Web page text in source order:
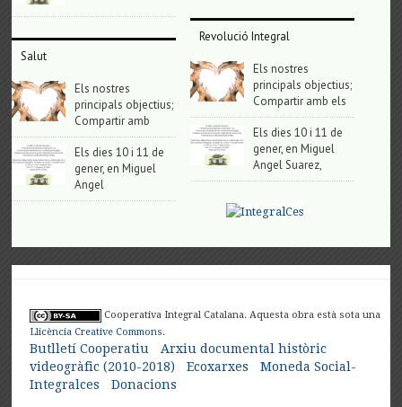
Salut
Els nostres
principals objectius;
Compartir amb
Els dies 10 i 11 de
gener, en Miguel
Angel
Revolució Integral
Els nostres
principals objectius;
Compartir amb els
Els dies 10 i 11 de
gener, en Miguel
Angel Suarez,
Cooperativa Integral Catalana. Aquesta obra està sota una
Llicència Creative Commons.
Butlletí Cooperatiu
Arxiu documental històric
videogràfic (2010-2018)
Ecoxarxes
Moneda Social-
Integralces
Donacions